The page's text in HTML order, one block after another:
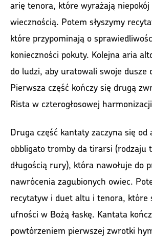
arię tenora, które wyrażają
wiecznością. Potem słyszymy
które przypominają o
konieczności pokuty. Kolejna aria
do ludzi, aby uratowali swoje dusze
Pierwsza część kończy się drugą
Rista w czterogłosowej
Druga część kantaty zaczyna się od
obbligato tromby da tirarsi (rodzaju
długością rury), która nawołuje do
nawrócenia zagubionych owiec.
recytatyw i duet altu i tenora, które
ufności w Bożą łaskę. Kantata
powtórzeniem pierwszej zwrotki